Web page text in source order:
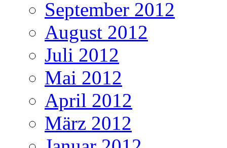
September 2012
August 2012
Juli 2012
Mai 2012
April 2012
März 2012